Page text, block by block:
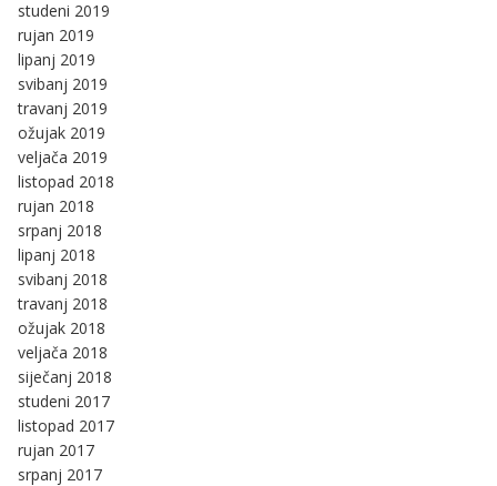
studeni 2019
rujan 2019
lipanj 2019
svibanj 2019
travanj 2019
ožujak 2019
veljača 2019
listopad 2018
rujan 2018
srpanj 2018
lipanj 2018
svibanj 2018
travanj 2018
ožujak 2018
veljača 2018
siječanj 2018
studeni 2017
listopad 2017
rujan 2017
srpanj 2017